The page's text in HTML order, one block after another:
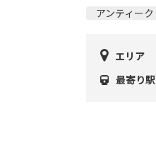
アンティーク
エリア
最寄り駅